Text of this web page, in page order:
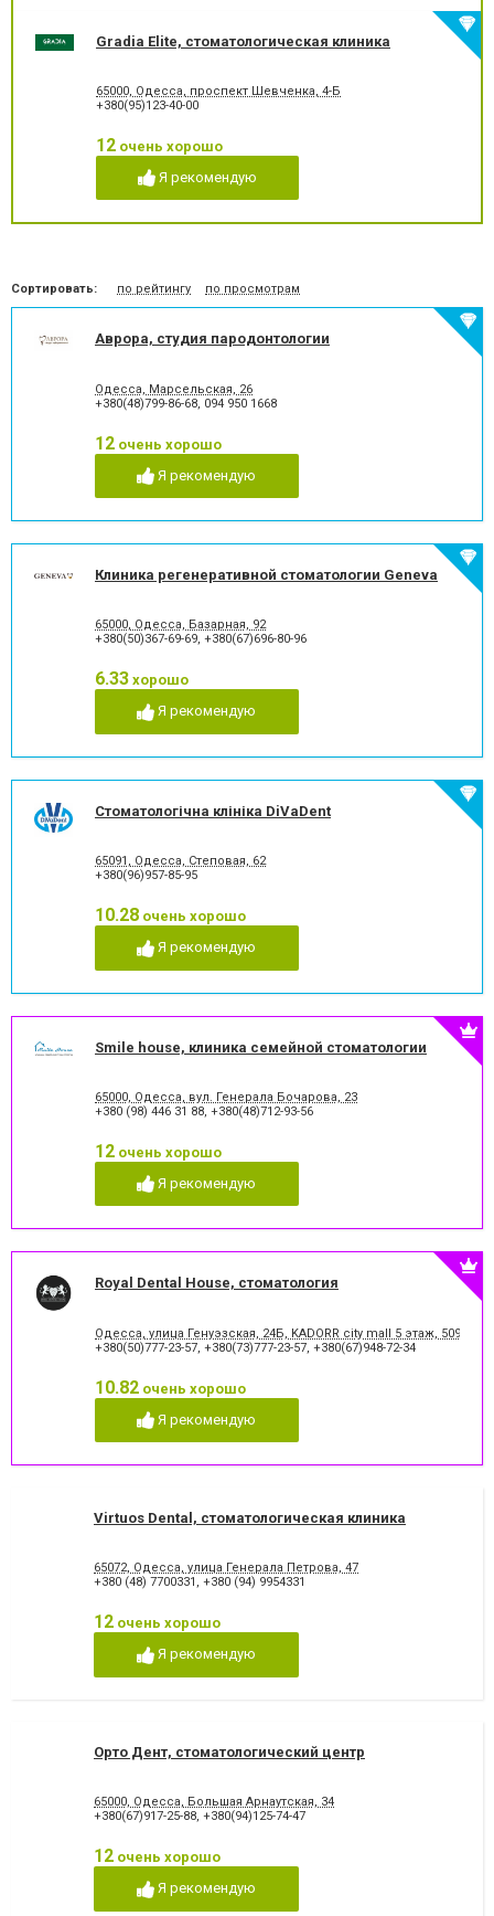
височно-нижнечелюстного
Лечение зубов
Лечение кариеса
Лечение корневых каналов
Лечение пародонтоза
Лечение периостита
Лечение пульпита
стоматологии
Пластины для исправления
Пломбирование зубов
Пломбирование каналов
Подготовка к
Протезирование на
имплантат
стоматологии
Рецессия десны
Художественная
Чистка зубов
Шинирование зубов
Элайнеры
Эстетическая реставрация
Gradia Elite, стоматологическая клиника
65000, Одесса, проспект Шевченка, 4-Б
+380(95)123-40-00
12 очень хорошо
Я рекомендую
Сортировать: по рейтингу по просмотрам
Аврора, студия пародонтологии
Одесса, Марсельская, 26
+380(48)799-86-68, 094 950 1668
12 очень хорошо
Я рекомендую
Клиника регенеративной стоматологии Geneva
65000, Одесса, Базарная, 92
+380(50)367-69-69, +380(67)696-80-96
6.33 хорошо
Я рекомендую
Стоматологічна клініка DiVaDent
65091, Одесса, Степовая, 62
+380(96)957-85-95
10.28 очень хорошо
Я рекомендую
Smile house, клиника семейной стоматологии
65000, Одесса, вул. Генерала Бочарова, 23
+380 (98) 446 31 88, +380(48)712-93-56
12 очень хорошо
Я рекомендую
Royal Dental House, стоматология
Одесса, улица Генуэзская, 24Б, KADORR city mall 5 этаж, 509
+380(50)777-23-57, +380(73)777-23-57, +380(67)948-72-34
10.82 очень хорошо
Я рекомендую
Virtuos Dental, стоматологическая клиника
65072, Одесса, улица Генерала Петрова, 47
+380 (48) 7700331 , +380 (94) 9954331
12 очень хорошо
Я рекомендую
Орто Дент, стоматологический центр
65000, Одесса, Большая Арнаутская, 34
+380(67)917-25-88, +380(94)125-74-47
12 очень хорошо
Я рекомендую